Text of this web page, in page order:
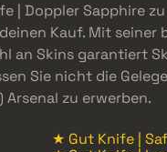
| Doppler Sapphire
Kauf. Mit
an Skins garantiert
Sie nicht die
Arsenal zu erwerben.
★ Gut Knife |